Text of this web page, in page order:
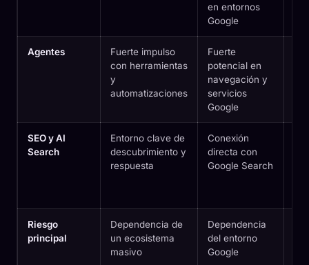
en entornos
Google
Agentes
Fuerte impulso
con herramientas
y
automatizaciones
Fuerte
potencial en
navegación y
servicios
Google
SEO y AI
Search
Entorno clave de
descubrimiento y
respuesta
Conexión
directa con
Google Search
Riesgo
principal
Dependencia de
un ecosistema
masivo
Dependencia
del entorno
Google